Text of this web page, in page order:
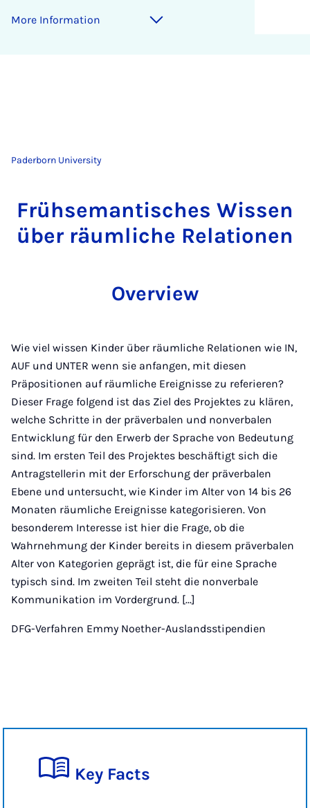
More Information
Paderborn University
Frühsemantisches Wissen
über räumliche Relationen
Overview
Wie viel wissen Kinder über räumliche Relationen wie IN,
AUF und UNTER wenn sie anfangen, mit diesen
Präpositionen auf räumliche Ereignisse zu referieren?
Dieser Frage folgend ist das Ziel des Projektes zu klären,
welche Schritte in der präverbalen und nonverbalen
Entwicklung für den Erwerb der Sprache von Bedeutung
sind. Im ersten Teil des Projektes beschäftigt sich die
Antragstellerin mit der Erforschung der präverbalen
Ebene und untersucht, wie Kinder im Alter von 14 bis 26
Monaten räumliche Ereignisse kategorisieren. Von
besonderem Interesse ist hier die Frage, ob die
Wahrnehmung der Kinder bereits in diesem präverbalen
Alter von Kategorien geprägt ist, die für eine Sprache
typisch sind. Im zweiten Teil steht die nonverbale
Kommunikation im Vordergrund. [...]
DFG-Verfahren Emmy Noether-Auslandsstipendien
Key Facts